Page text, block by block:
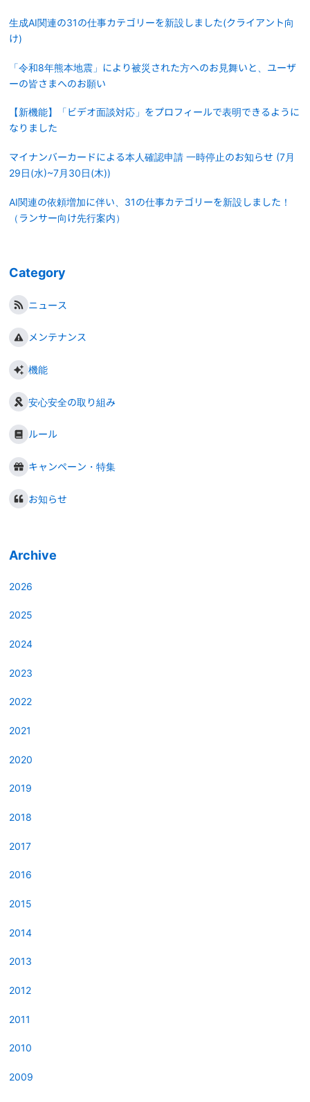
生成AI関連の31の仕事カテゴリーを新設しました(クライアント向
け)
「令和8年熊本地震」により被災された方へのお見舞いと、ユーザ
ーの皆さまへのお願い
【新機能】「ビデオ面談対応」をプロフィールで表明できるように
なりました
マイナンバーカードによる本人確認申請 一時停止のお知らせ (7月
29日(水)~7月30日(木))
AI関連の依頼増加に伴い、31の仕事カテゴリーを新設しました！
（ランサー向け先行案内）
Category
ニュース
メンテナンス
機能
安心安全の取り組み
ルール
キャンペーン・特集
お知らせ
Archive
2026
2025
2024
2023
2022
2021
2020
2019
2018
2017
2016
2015
2014
2013
2012
2011
2010
2009